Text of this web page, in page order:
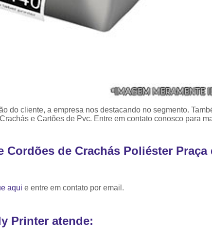
Ribbon para
do cliente, a empresa nos destacando no segmento.
e Cartões de Pvc. Entre em contato conosco para
Cordões de Crachás Poliéster Praça
aqui e entre em contato por email.
Printer atende: